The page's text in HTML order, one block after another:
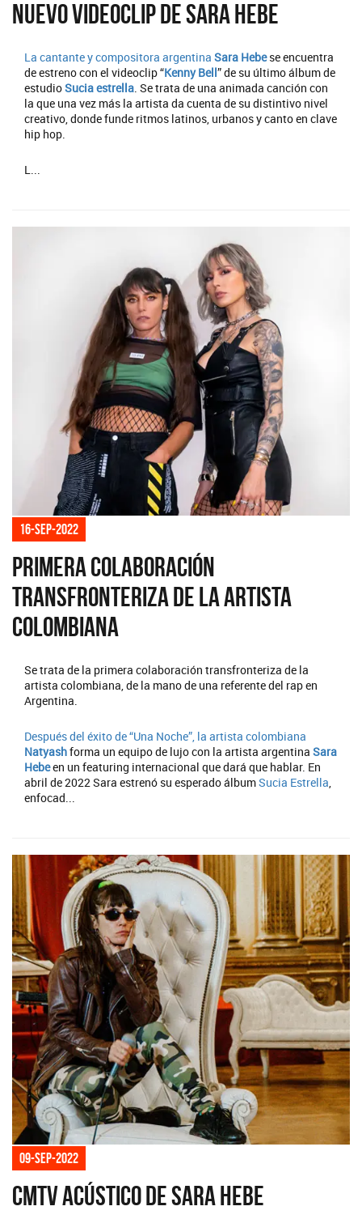
Nuevo videoclip de Sara Hebe
La cantante y compositora argentina Sara Hebese encuentra
de estreno con el videoclip “Kenny Bell” de su último álbum de
estudioSucia estrella . Se trata de una animada canción con
la que una vez más la artista da cuenta de su distintivo nivel
creativo, donde funde ritmos latinos, urbanos y canto en clave
hip hop.
L...
16-sep-2022
Primera colaboración
transfronteriza de la artista
colombiana
Se trata de la primera colaboración transfronteriza de la
artista colombiana, de la mano de una referente del rap en
Argentina.
Después del éxito de “Una Noche”, la artista colombiana
Natyashforma un equipo de lujo con la artista argentina Sara
Hebeen un featuring internacional que dará que hablar. En
abril de 2022 Sara estrenó su esperado álbumSucia Estrella,
enfocad...
09-sep-2022
CMTV Acústico de Sara Hebe